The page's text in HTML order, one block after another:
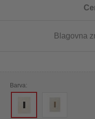
Blagovna
Barva: